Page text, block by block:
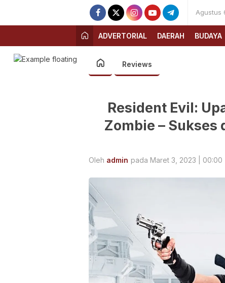
Agustus
ADVERTORIAL DAERAH BUDAYA
Reviews
Resident Evil:
Zombie –
Oleh admin pada Maret 3, 2023 | 00:00